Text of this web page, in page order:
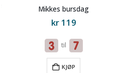
Mikkes bursdag
kr119
til
KJØP